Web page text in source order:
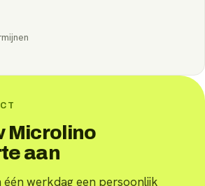
Microlino
aan
werkdag een persoonlijk